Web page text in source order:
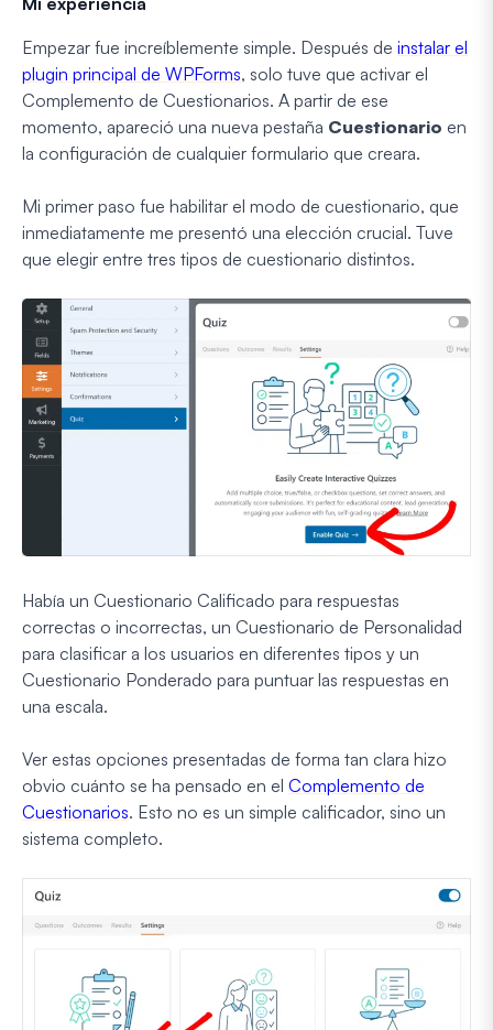
Empezar fue increíblemente simple. Después de instalar el
plugin principal de WPForms, solo tuve que activar el
Complemento de Cuestionarios. A partir de ese
momento, apareció una nueva pestaña Cuestionario en
la configuración de cualquier formulario que creara.
Mi primer paso fue habilitar el modo de cuestionario, que
inmediatamente me presentó una elección crucial. Tuve
que elegir entre tres tipos de cuestionario distintos.
Había un Cuestionario Calificado para respuestas
correctas o incorrectas, un Cuestionario de Personalidad
para clasificar a los usuarios en diferentes tipos y un
Cuestionario Ponderado para puntuar las respuestas en
una escala.
Ver estas opciones presentadas de forma tan clara hizo
obvio cuánto se ha pensado en el Complemento de
Cuestionarios. Esto no es un simple calificador, sino un
sistema completo.